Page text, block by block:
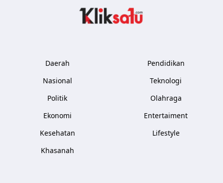
Daerah
Nasional
Politik
Ekonomi
Kesehatan
Khasanah
Pendidikan
Teknologi
Olahraga
Entertaiment
Lifestyle